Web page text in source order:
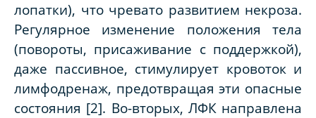
лопатки), что чревато развитием некроза.
Регулярное изменение положения тела
(повороты, присаживание с поддержкой),
даже пассивное, стимулирует кровоток и
лимфодренаж, предотвращая эти опасные
состояния [2]. Во-вторых, ЛФК направлена